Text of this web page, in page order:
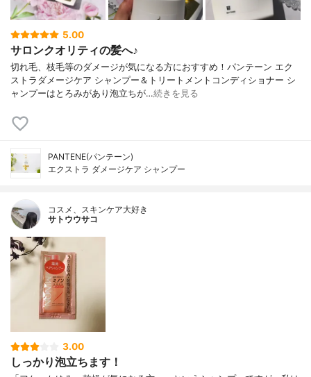
5.00
サロンクオリティの髪へ♪
切れ毛、枝毛等のダメージが気になる方におすすめ！パンテーン エク
ストラダメージケア シャンプー＆トリートメントコンディショナー シ
ャンプーはとろみがあり泡立ちが…続きを見る
PANTENE(パンテーン)
エクストラ ダメージケア シャンプー
コスメ、スキンケア大好き
サトウウサコ
3.00
しっかり泡立ちます！